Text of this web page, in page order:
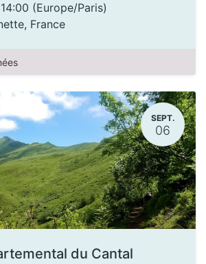
14:00 (Europe/Paris)
, France
SEPT.
06
du Cantal